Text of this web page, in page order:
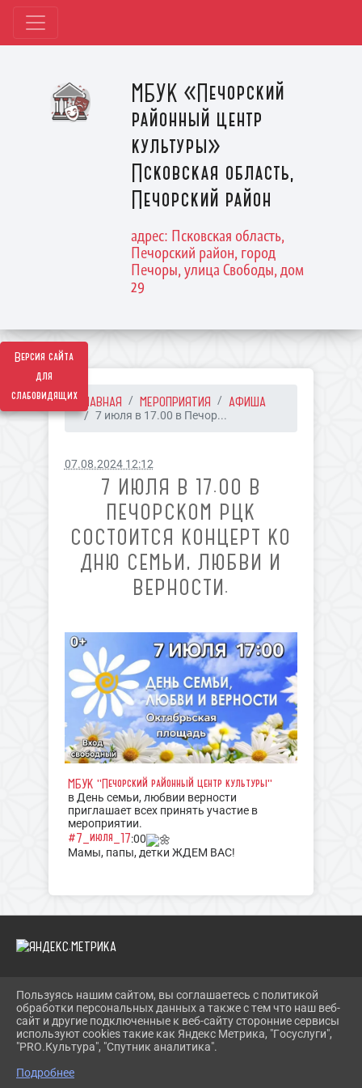
Версия сайта
для
слабовидящих
МБУК «Печорский
районный центр
культуры»
Псковская область,
Печорский район
адрес: Псковская область,
Печорский район, город
Печоры, улица Свободы, дом
29
ГЛАВНАЯ МЕРОПРИЯТИЯ АФИША
7 июля в 17.00 в Печор...
07.08.2024 12:12
7 ИЮЛЯ В 17.00 В
ПЕЧОРСКОМ РЦК
СОСТОИТСЯ КОНЦЕРТ КО
ДНЮ СЕМЬИ, ЛЮБВИ И
ВЕРНОСТИ.
МБУК "Печорский районный центр культуры"
в День семьи, любвии верности
приглашает всех принять участие в
мероприятии.
#7_июля_17:00
Мамы, папы, детки ЖДЕМ ВАС!
2026 Г. PECHORY-RCK.RU
ВХОД
КАРТА САЙТА
ПОЛИТИКА ОБРАБОТКИ ПЕРСОНАЛЬНЫХ ДАННЫХ
СДЕЛАНО НА KUBCMS
Пользуясь нашим сайтом, вы соглашаетесь с политикой
обработки персональных данных а также с тем что наш веб-
сайт и другие подключенные к веб-сайту сторонние сервисы
используют cookies такие как Яндекс Метрика, "Госуслуги",
"PRO.Культура", "Спутник аналитика".
Подробнее